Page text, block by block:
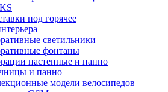
под горячее
светильники
фонтаны
настенные и панно
и панно
модели велосипедов